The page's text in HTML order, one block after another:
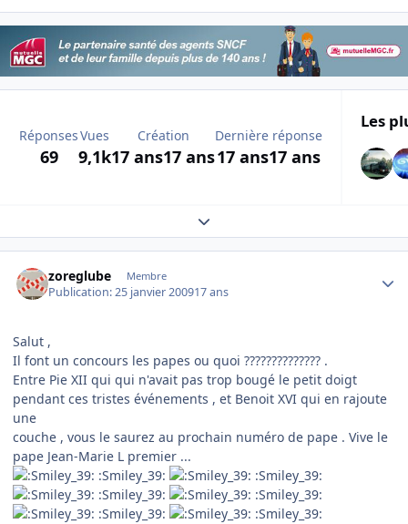
Réponses
69
Vues
9,1k
Création
17 ans17 ans
Dernière réponse
17 ans17 ans
Les
Expand topic overview
zoreglube Membre
Publication:25 janvier 200917 ans
Salut ,
Il font un concours les papes ou quoi ?????????????? .
Entre Pie XII qui qui n'avait pas trop bougé le petit doigt
pendant ces tristes événements , et Benoit XVI qui en rajoute
une
couche , vous le saurez au prochain numéro de pape . Vive le
pape Jean-Marie L premier ...
:Smiley_39:
:Smiley_39:
:Smiley_39:
:Smiley_39:
:Smiley_39:
:Smiley_39: